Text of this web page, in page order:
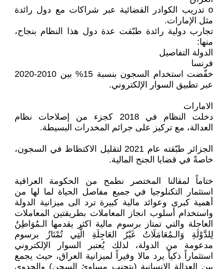
o تدريب الكوادر القضائية عبر شراكات مع دول رائدة
مثل الإمارات.
تجارب دولية رائدة طبّقت عدة دول هذا النظام بنجاح،
منها:
الدولة التفاصيل
فرنسا
خفّضت استخدام السجون بنسبة 15% بين 2010-2020
عبر تطبيق السوار الإلكتروني.
الامارات
دخلت النظام في 2018 كجزء من إصلاحات نظام
العدالة، مع تركيز على جرائم المخدرات البسيطة.
الجزائر طبّقته عام 2021 لتقليل الاكتظاظ في السجون،
خاصةً في قضايا الجنح المالية.
ختاماً لمقالنا المختصر نطمح من الحكومة العراقية
استثمار التكنلوجيا في جميع مفاصل الحياة لما لها من
أهمية كبرى وعوائد مالية كبيرة ترد الى ميزانية الدولة
واستخدام أسلوب انجاز المعاملات بطريقتين المعاملات
العاجلة والتي تمتاز برسوم مالية اكثر يقدمها الـمُوَاطِنُ
لِلدَّوْلَةِ وَالـمُعَامَلَاتُ غَيْرُ العَاجِلَةِ الَّتِي تُمْتَازُ برسوم
مدعومة من الدولة، لذلك يُعتبر السوار الإلكتروني
استثماراً ذكياً يرد مالا وفيراً لميزانية العراق، حيث يجمع
بين العدالة الإنسانية (بتجنب مساوئ السجن) والجدوى